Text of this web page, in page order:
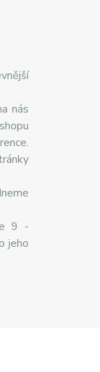
nás
9 -
jeho